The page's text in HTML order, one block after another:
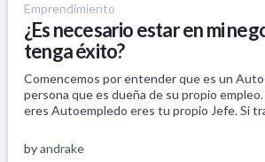
Emprendimiento
¿Es necesario estar en mi
tenga éxito?
Comencemos por entender que es un
persona que es dueña de su propio empleo.
eres Autoempledo eres tu propio Jefe. Si
byandrake